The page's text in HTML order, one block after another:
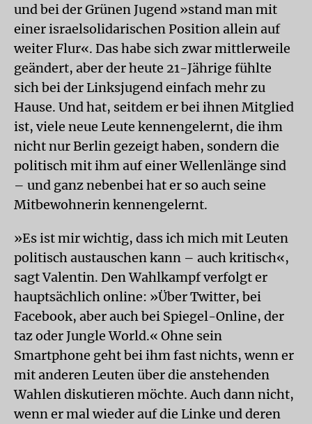
und bei der Grünen Jugend »stand man mit
einer israelsolidarischen Position allein auf
weiter Flur«. Das habe sich zwar mittlerweile
geändert, aber der heute 21-Jährige fühlte
sich bei der Linksjugend einfach mehr zu
Hause. Und hat, seitdem er bei ihnen Mitglied
ist, viele neue Leute kennengelernt, die ihm
nicht nur Berlin gezeigt haben, sondern die
politisch mit ihm auf einer Wellenlänge sind
– und ganz nebenbei hat er so auch seine
Mitbewohnerin kennengelernt.
»Es ist mir wichtig, dass ich mich mit Leuten
politisch austauschen kann – auch kritisch«,
sagt Valentin. Den Wahlkampf verfolgt er
hauptsächlich online: »Über Twitter, bei
Facebook, aber auch bei Spiegel-Online, der
taz oder Jungle World.« Ohne sein
Smartphone geht bei ihm fast nichts, wenn er
mit anderen Leuten über die anstehenden
Wahlen diskutieren möchte. Auch dann nicht,
wenn er mal wieder auf die Linke und deren